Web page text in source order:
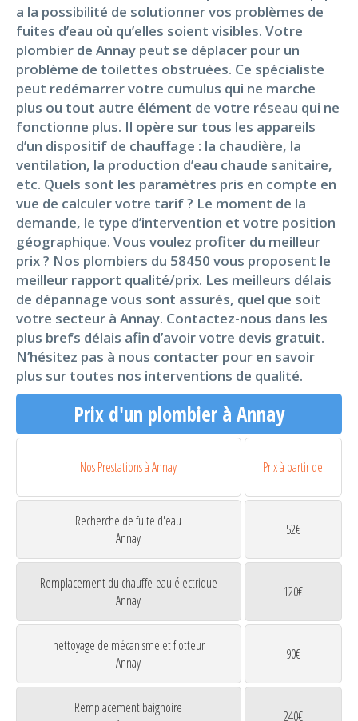
a la possibilité de solutionner vos problèmes de
fuites d’eau où qu’elles soient visibles. Votre
plombier de Annay peut se déplacer pour un
problème de toilettes obstruées. Ce spécialiste
peut redémarrer votre cumulus qui ne marche
plus ou tout autre élément de votre réseau qui ne
fonctionne plus. Il opère sur tous les appareils
d’un dispositif de chauffage : la chaudière, la
ventilation, la production d’eau chaude sanitaire,
etc. Quels sont les paramètres pris en compte en
vue de calculer votre tarif ? Le moment de la
demande, le type d’intervention et votre position
géographique. Vous voulez profiter du meilleur
prix ? Nos plombiers du 58450 vous proposent le
meilleur rapport qualité/prix. Les meilleurs délais
de dépannage vous sont assurés, quel que soit
votre secteur à Annay. Contactez-nous dans les
plus brefs délais afin d’avoir votre devis gratuit.
N’hésitez pas à nous contacter pour en savoir
plus sur toutes nos interventions de qualité.
Prix d'un plombier à Annay
Nos Prestations à Annay Prix à partir de
Recherche de fuite d'eau
Annay
52€
Remplacement du chauffe-eau électrique
Annay
120€
nettoyage de mécanisme et flotteur
Annay
90€
Remplacement baignoire
240€